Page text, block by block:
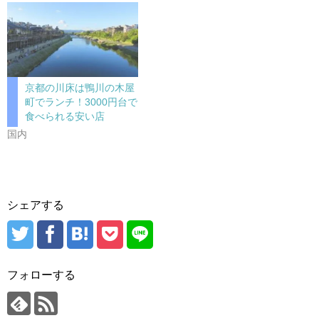
京都の川床は鴨川の木屋
町でランチ！3000円台で
食べられる安い店
国内
シェアする
フォローする